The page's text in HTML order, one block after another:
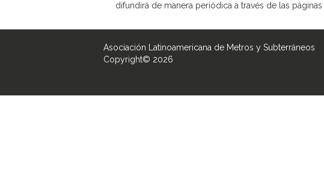
difundirá de manera periódica a través de las
Asociación Latinoamericana de Metros y Subterráneos
Copyright© 2026